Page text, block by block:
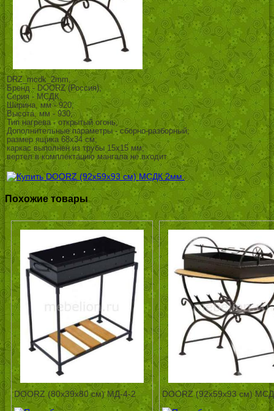
DRZ_mcdk_2mm,
Бренд - DOORZ (Россия),
Серия - МСДК,
Ширина, мм - 920,
Высота, мм - 930,
Тип нагрева - открытый огонь,
Дополнительные параметры - сборно-разборный;
размер ящика 68х34 см;
каркас выполнен из трубы 15х15 мм;
вертел в комплектацию мангала не входит
Похожие товары
DOORZ (80x39x80 см) МД-4-2 DOORZ (92x59x93 см)